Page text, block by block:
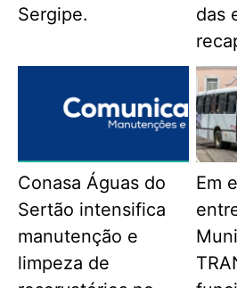
Sergipe.
das
Conasa Águas do
Sertão intensifica
manutenção e
limpeza de
Em